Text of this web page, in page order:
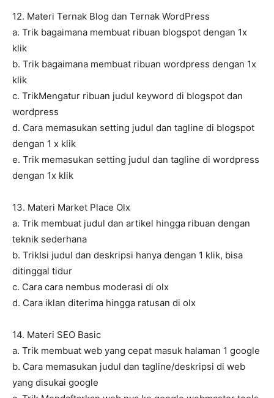
12. Materi Ternak Blog dan Ternak WordPress
a. Trik bagaimana membuat ribuan blogspot dengan 1x
klik
b. Trik bagaimana membuat ribuan wordpress dengan 1x
klik
c. TrikMengatur ribuan judul keyword di blogspot dan
wordpress
d. Cara memasukan setting judul dan tagline di blogspot
dengan 1 x klik
e. Trik memasukan setting judul dan tagline di wordpress
dengan 1x klik
13. Materi Market Place Olx
a. Trik membuat judul dan artikel hingga ribuan dengan
teknik sederhana
b. TrikIsi judul dan deskripsi hanya dengan 1 klik, bisa
ditinggal tidur
c. Cara cara nembus moderasi di olx
d. Cara iklan diterima hingga ratusan di olx
14. Materi SEO Basic
a. Trik membuat web yang cepat masuk halaman 1 google
b. Cara memasukan judul dan tagline/deskripsi di web
yang disukai google